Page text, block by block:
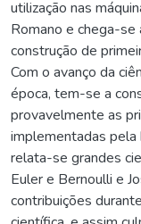
utilização nas
Romano e chega-se
construção de
Com o avanço da
época, tem-se a
provavelmente as
implementadas pela
relata-se grandes
Euler e Bernoulli e
contribuições